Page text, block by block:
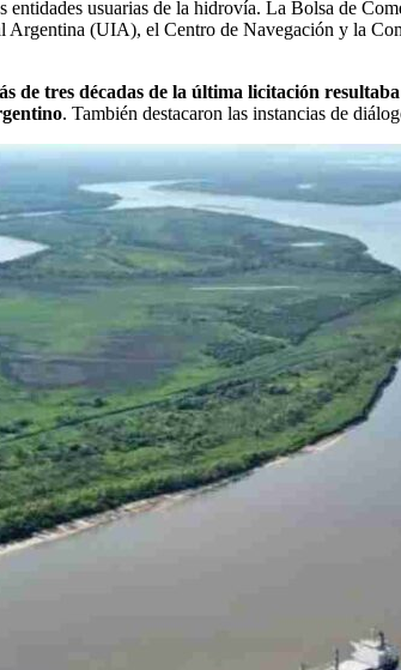
entidades usuarias de la hidrovía. La Bolsa de
(UIA), el Centro de Navegación y la
de tres décadas de la última licitación
. También destacaron las instancias de